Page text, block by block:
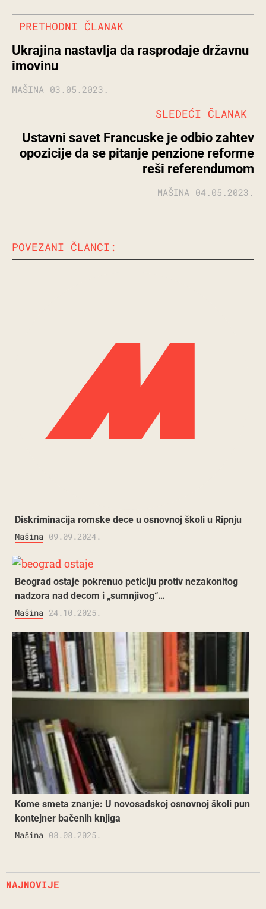
PRETHODNI ČLANAK
Ukrajina nastavlja da rasprodaje državnu
imovinu
MAŠINA 03.05.2023.
Ustavni savet Francuske je odbio zahtev
opozicije da se pitanje penzione reforme
reši referendumom
SLEDEĆI ČLANAK
MAŠINA 04.05.2023.
POVEZANI ČLANCI:
Diskriminacija romske dece u osnovnoj školi u Ripnju
Mašina 09.09.2024.
Beograd ostaje pokrenuo peticiju protiv nezakonitog
nadzora nad decom i „sumnjivog“…
Mašina 24.10.2025.
Kome smeta znanje: U novosadskoj osnovnoj školi pun
kontejner bačenih knjiga
Mašina 08.08.2025.
NAJNOVIJE